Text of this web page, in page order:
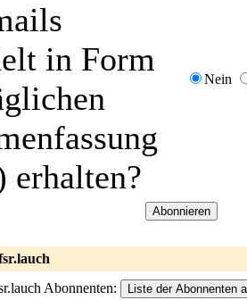
in Form
erhalten?
Nein
Abonnenten: